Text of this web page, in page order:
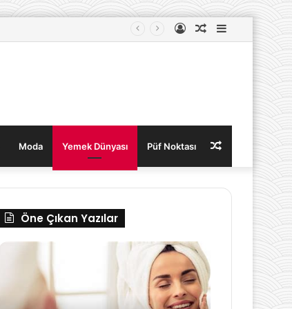
Kenar
Bölmesi
Rastgele
Kayıt
Moda Yemek Dünyası Püf Noktası Rastgele
Makale
Öne Çıkan Yazılar
Oluşturulmalı?
Sütlaç
Tarifi